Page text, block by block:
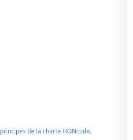
principes de la charte HONcode.